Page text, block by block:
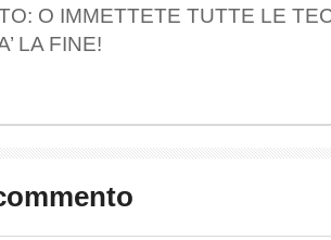
O IMMETTETE TUTTE LE
LA FINE!